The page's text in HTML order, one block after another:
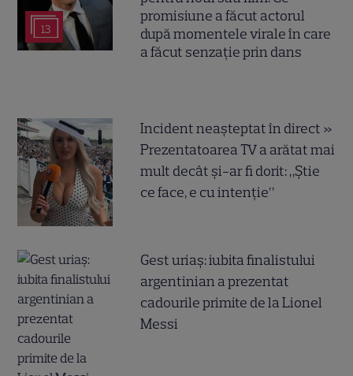
13
promisiune a făcut actorul
după momentele virale în care
a făcut senzație prin dans
Incident neașteptat în direct »
Prezentatoarea TV a arătat mai
mult decât și-ar fi dorit: „Știe
ce face, e cu intenție”
Gest uriaș: iubita finalistului
argentinian a prezentat
cadourile primite de la Lionel
Messi